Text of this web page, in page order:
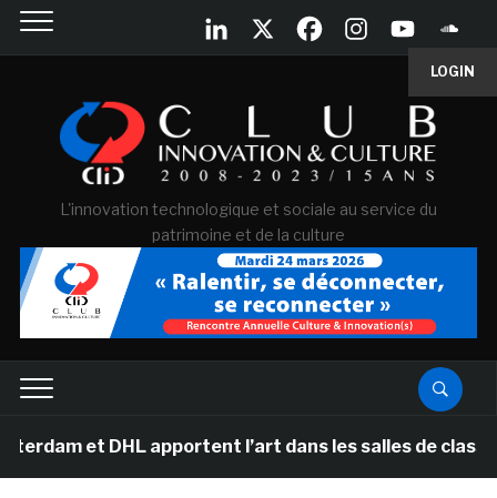
LOGIN
L'innovation technologique et sociale au service du
patrimoine et de la culture
et DHL apportent l’art dans les salles de classe des